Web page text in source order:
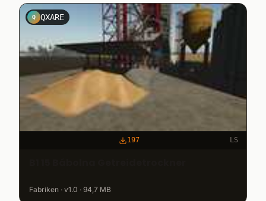
Q QXARE
197 LS
Fabriken · v1.0 · 94,7 MB